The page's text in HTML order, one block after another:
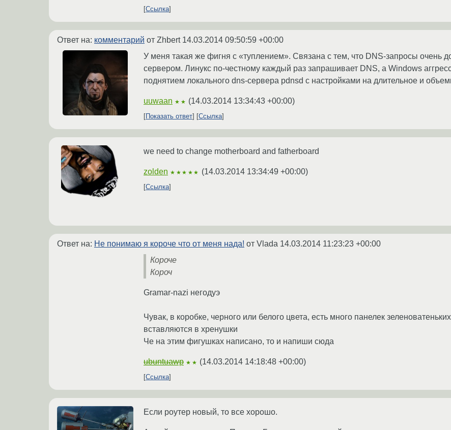
Ссылка
Ответ на: комментарий от Zhbert 14.03.2014 09:50:59 +00:00
У меня такая же фигня с «туплением». Связана с тем, что DNS-запросы очень
сервером. Линукс по-честному каждый раз запрашивает DNS, а Windows
поднятием локального dns-сервера pdnsd с настройками на длительное и
uuwaan ★★ (14.03.2014 13:34:43 +00:00)
Показать ответ Ссылка
we need to change motherboard and fatherboard
zolden ★★★★★ (14.03.2014 13:34:49 +00:00)
Ссылка
Ответ на: Не понимаю я короче что от меня нада! от Vlada 14.03.2014 11:23:23 +00:00
Короче
Короч
Gramar-nazi негодуэ
Чувак, в коробке, черного или белого цвета, есть много панелек
вставляются в хренушки
Че на этим фигушках написано, то и напиши сюда
ubuntuawp ★★ (14.03.2014 14:18:48 +00:00)
Ссылка
Если роутер новый, то все хорошо.